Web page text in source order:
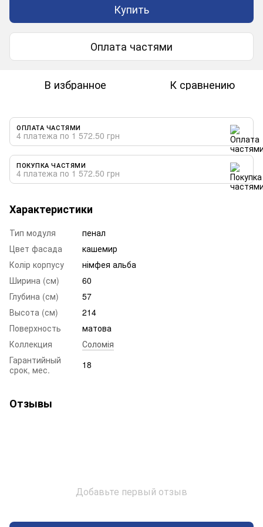
Купить
Оплата частями
В избранное К сравнению
ОПЛАТА ЧАСТЯМИ
4 платежа по 1 572.50 грн
ПОКУПКА ЧАСТЯМИ
4 платежа по 1 572.50 грн
Характеристики
Тип модуля
пенал
Цвет фасада
кашемир
Колір корпусу
німфея альба
Ширина (см)
60
Глубина (см)
57
Высота (см)
214
Поверхность
матова
Коллекция
Соломія
Гарантийный
срок, мес.
18
Отзывы
Добавьте первый отзыв